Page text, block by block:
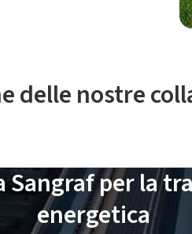
delle nostre
Sangraf per la
energetica